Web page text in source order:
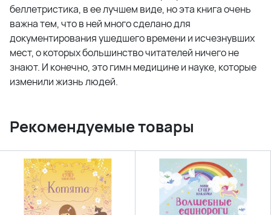
беллетристика, в ее лучшем виде, но эта книга очень
важна тем, что в ней много сделано для
документирования ушедшего времени и исчезнувших
мест, о которых большинство читателей ничего не
знают. И конечно, это гимн медицине и науке, которые
изменили жизнь людей.
Рекомендуемые товары